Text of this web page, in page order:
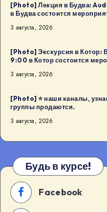
дизайн-
сообщества
в
Kaffa
августа
18:00
в
[…]
[Photo] Лекция в Будва:
в Будва состоится
3 августа, 2026
[Photo] Экскурсия в Котор:
9:00 в Котор состоится
3 августа, 2026
[Photo] ⭐️ наши каналы,
группы продаются.
3 августа, 2026
Будь в курсе!
Facebook